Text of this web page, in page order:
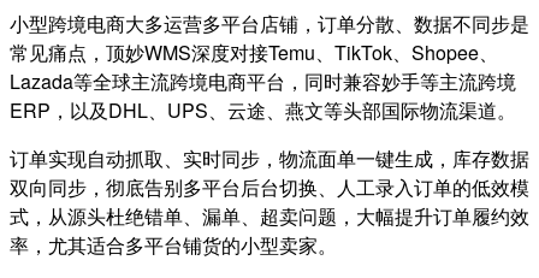
小型跨境电商大多运营多平台店铺，订单分散、数据不同步是
常见痛点，顶妙WMS深度对接Temu、TikTok、Shopee、
Lazada等全球主流跨境电商平台，同时兼容妙手等主流跨境
ERP，以及DHL、UPS、云途、燕文等头部国际物流渠道。
订单实现自动抓取、实时同步，物流面单一键生成，库存数据
双向同步，彻底告别多平台后台切换、人工录入订单的低效模
式，从源头杜绝错单、漏单、超卖问题，大幅提升订单履约效
率，尤其适合多平台铺货的小型卖家。